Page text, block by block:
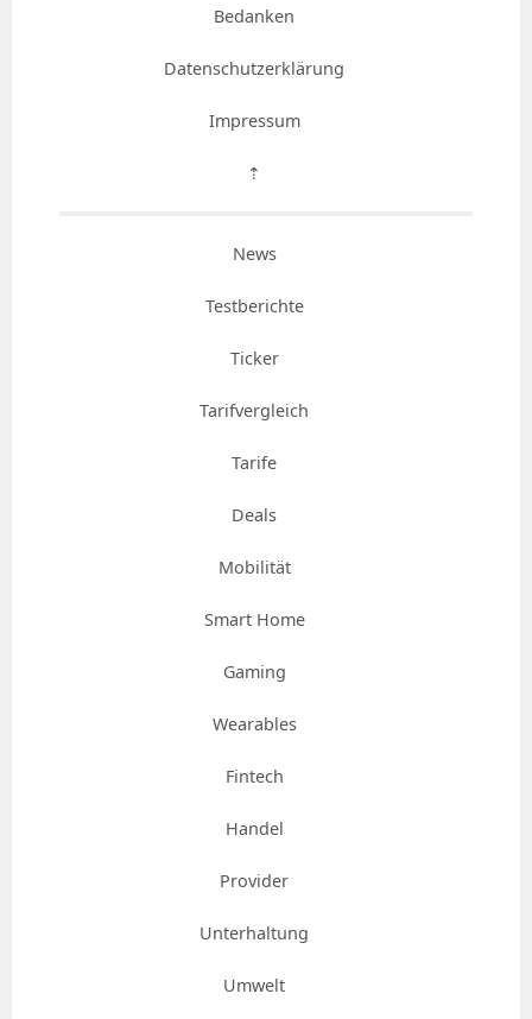
Bedanken
Datenschutzerklärung
Impressum
⇡
News
Testberichte
Ticker
Tarifvergleich
Tarife
Deals
Mobilität
Smart Home
Gaming
Wearables
Fintech
Handel
Provider
Unterhaltung
Umwelt